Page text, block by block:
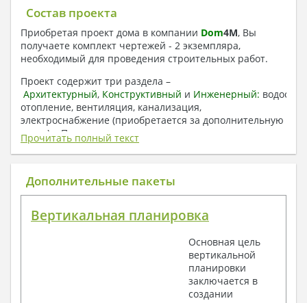
Состав проекта
Приобретая проект дома в компании Dom4M, Вы
получаете комплект чертежей - 2 экземпляра,
необходимый для проведения строительных работ.
Проект содержит три раздела –
Архитектурный, Конструктивный и Инженерный:
отопление, вентиляция, канализация,
электроснабжение (приобретается за дополнительную
плату) + Пояснительная записка.
1. Архитектурный раздел:
Общие данные по проекту
Поэтажные маркировочные планы с
Разрезы и состав конструкций
Фасады с ведомостью внешних отделок
Элементы проемов – спецификация
Ведомость перемычек – сечения и
Прочитать полный текст
Дополнительные пакеты
Вертикальная планировка
Основная цель
вертикальной
планировки
заключается в
создании